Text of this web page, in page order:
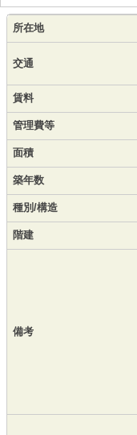
所在地
交通
賃料
管理費等
面積
築年数
種別/構造
階建
備考